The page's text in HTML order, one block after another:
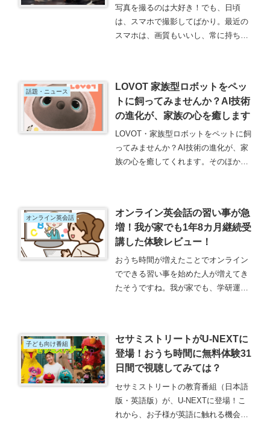
写真を撮るのは大好き！でも、日頃
は、スマホで撮影してばかり。最近の
スマホは、画質もいいし、常に持ち運
かり無くなっていました。でも、スマ
ホ...
話題・ニュース
LOVOT 家族型ロボットをペッ
トに飼ってみませんか？AI技術
の進化が、家族の心を癒します
LOVOT・家族型ロボットをペットに飼
ってみませんか？AI技術の進化が、家
族の心を癒してくれます。そのほかに
ので、マンションの規約も、アレルギ
ーの心配も、お世話もいらないので、
安心して飼うことができます。
オンライン英会話
オンライン英会話の習い事が急
増！我が家でも1年8カ月継続受
講した体験レビュー！
おうち時間が増えたことでオンライン
でできる習い事を始めた人が増えてき
たそうですね。我が家でも、学研運営
手意識を取り除く英語学習、英検準2
級合格までの道のりについてなど、ご
紹介しています。
子ども向け番組
セサミストリートがU-NEXTに
登場！おうち時間に無料体験31
日間で視聴してみては？
セサミストリートの教育番組（日本語
版・英語版）が、U-NEXTに登場！こ
れから、お子様が英語に触れる機会を